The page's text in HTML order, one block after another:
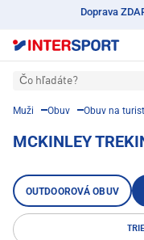
Doprava
Čo hľadáte?
Muži Obuv Obuv na
MCKINLEY
OUTDOOROVÁ OBUV